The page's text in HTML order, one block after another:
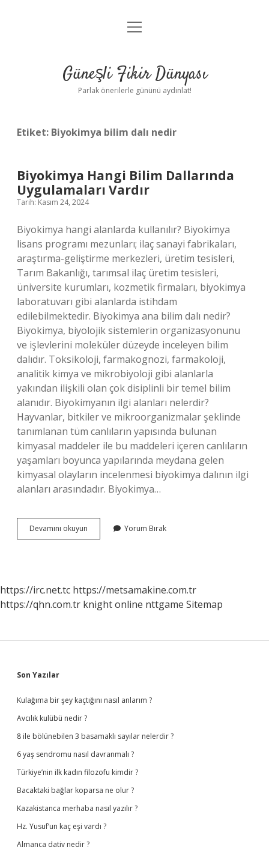
Anasayfa
Yasal Uyarı
menüyü
Güneşli Fikir Dünyası
Parlak önerilerle gününü aydınlat!
Etiket: Biyokimya bilim dalı nedir
Biyokimya Hangi Bilim Dallarında
Uygulamaları Vardır
Tarih: Kasım 24, 2024
Biyokimya hangi alanlarda kullanılır? Biyokimya
lisans programı mezunları; ilaç sanayi fabrikaları,
araştırma-geliştirme merkezleri, üretim tesisleri,
Tarım Bakanlığı, tarımsal ilaç üretim tesisleri,
üniversite kurumları, kozmetik firmaları, biyokimya
laboratuvarı gibi alanlarda istihdam
edilebilmektedir. Biyokimya ana bilim dalı nedir?
Biyokimya, biyolojik sistemlerin organizasyonunu
ve işlevlerini moleküler düzeyde inceleyen bilim
dalıdır. Toksikoloji, farmakognozi, farmakoloji,
analitik kimya ve mikrobiyoloji gibi alanlarla
yakından ilişkili olan çok disiplinli bir temel bilim
alanıdır. Biyokimyanın ilgi alanları nelerdir?
Hayvanlar, bitkiler ve mikroorganizmalar şeklinde
tanımlanan tüm canlıların yapısında bulunan
kimyasal maddeler ile bu maddeleri içeren canlıların
yaşamları boyunca yapılarında meydana gelen
kimyasal olayların incelenmesi biyokimya dalının ilgi
alanları arasındadır. Biyokimya…
Devamını okuyun Biyokimya
Hangi
Yorum Bırak
https://irc.net.tc https://metsamakine.com.tr
https://qhn.com.tr knight online nttgame Sitemap
Sidebar
Son Yazılar
Kulağıma bir şey kaçtığını nasıl anlarım ?
Avcılık kulübü nedir ?
8 ile bölünebilen 3 basamaklı sayılar nelerdir ?
6 yaş sendromu nasıl davranmalı ?
Türkiye’nin ilk kadın filozofu kimdir ?
Bacaktaki bağlar koparsa ne olur ?
Kazakistanca merhaba nasıl yazılır ?
Hz. Yusuf’un kaç eşi vardı ?
Almanca dativ nedir ?